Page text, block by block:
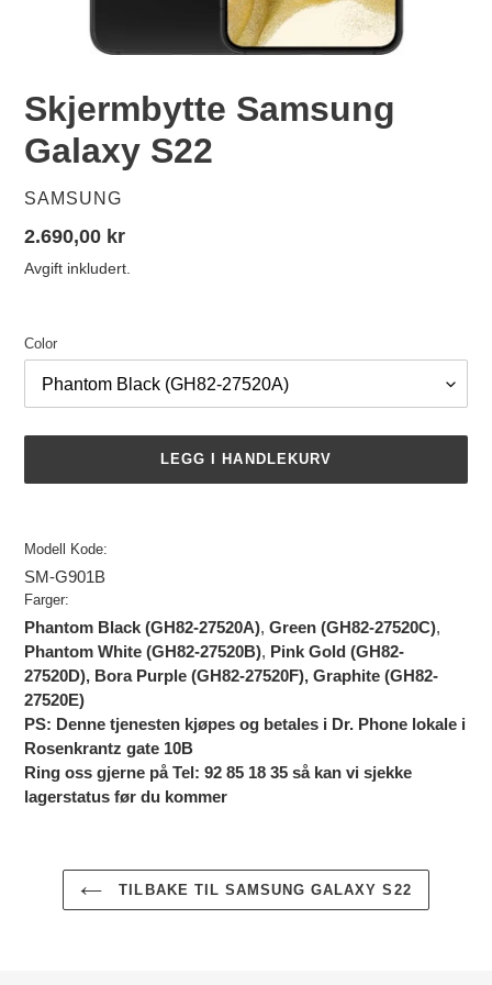
Skjermbytte Samsung
Galaxy S22
SELGER
SAMSUNG
Vanlig
pris
2.690,00 kr
Avgift inkludert.
Color
LEGG I HANDLEKURV
til
i
handlekurven
Modell Kode:
SM-G901B
Farger:
Phantom Black (GH82-27520A), Green (GH82-27520C),
Phantom White (GH82-27520B), Pink Gold (GH82-
27520D), Bora Purple (GH82-27520F), Graphite (GH82-
27520E)
PS: Denne tjenesten kjøpes og betales i Dr. Phone lokale i
Rosenkrantz gate 10B
Ring oss gjerne på Tel: 92 85 18 35 så kan vi sjekke
lagerstatus før du kommer
TILBAKE TIL SAMSUNG GALAXY S22